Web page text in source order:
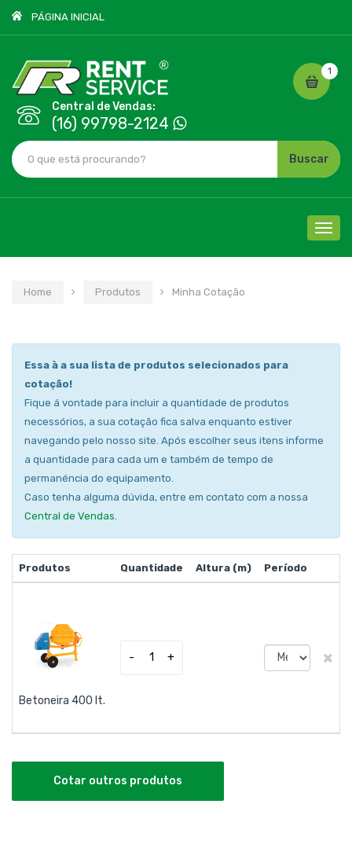
PÁGINA INICIAL
Central de Vendas:
(16) 99798-2124
1
Buscar
Home
Produtos Minha Cotação
Essa à a sua lista de produtos selecionados para
cotação!
Fique á vontade para incluir a quantidade de produtos
necessórios, a sua cotação fica salva enquanto estiver
navegando pelo nosso site. Após escolher seus itens informe
a quantidade para cada um e também de tempo de
permanéncia do equipamento.
Caso tenha alguma dúvida, entre em contato com a nossa
Central de Vendas
Produtos Quantidade Altura (m) Período
Betoneira 400 lt.
- + ×
Cotar outros produtos